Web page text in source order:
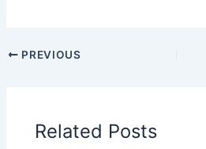
PREVIOUS
Related Posts